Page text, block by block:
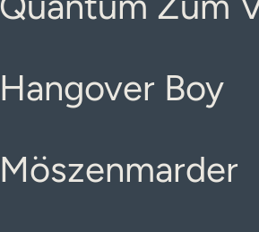
Hangover Boy
Möszenmarder